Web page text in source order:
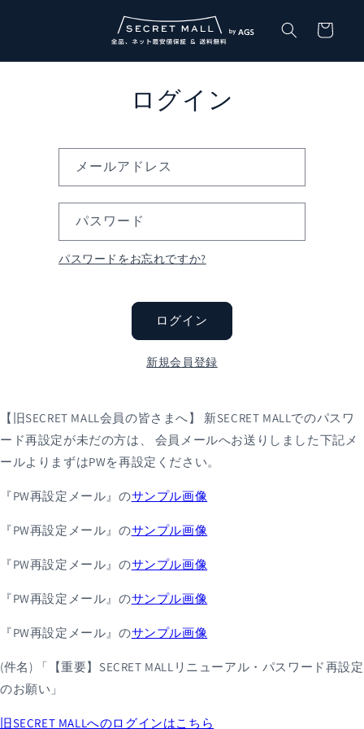
ー
ログイン
メールアドレス
パスワード
パスワードをお忘れですか?
ログイン
新規会員登録
【旧SECRET MALL会員の皆さまへ】
新SECRET MALLでのパスワ
ード再設定が未だの方は、 会員メールへお送りしました下記メ
ールよりまずはPWを再設定ください。
『PW再設定メール』のサンプル画像
『PW再設定メール』のサンプル画像
『PW再設定メール』のサンプル画像
『PW再設定メール』のサンプル画像
『PW再設定メール』のサンプル画像
(件名) 「【重要】SECRET MALLリニューアル・パスワード再設定
のお願い」
旧SECRET MALLへのログインはこちら